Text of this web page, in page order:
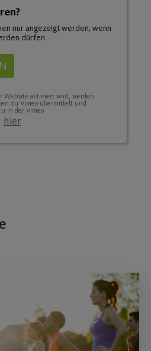
nur angezeigt werden, wenn
dürfen.
Website aktiviert wird, werden
zu Vimeo übermittelt und
in der Vimeo
hier